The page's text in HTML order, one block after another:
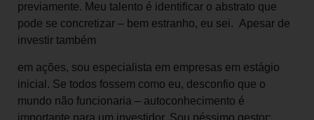
previamente. Meu talento é identificar o abstrato que
pode se concretizar – bem estranho, eu sei. Apesar de
investir também
em ações, sou especialista em empresas em estágio
inicial. Se todos fossem como eu, desconfio que o
mundo não funcionaria – autoconhecimento é
importante para um investidor. Sou péssimo gestor;